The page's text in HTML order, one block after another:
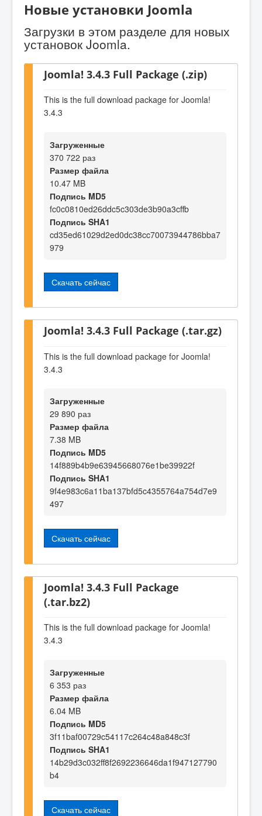
Новые установки Joomla
Загрузки в этом разделе для новых
установок Joomla.
Joomla! 3.4.3 Full Package (.zip)
This is the full download package for Joomla!
3.4.3
Загруженные
370 722 раз
Размер файла
10.47 MB
Подпись MD5
fc0c0810ed26ddc5c303de3b90a3cffb
Подпись SHA1
cd35ed61029d2ed0dc38cc70073944786bba7
979
Скачать сейчас
Joomla! 3.4.3 Full Package (.tar.gz)
This is the full download package for Joomla!
3.4.3
Загруженные
29 890 раз
Размер файла
7.38 MB
Подпись MD5
14f889b4b9e63945668076e1be39922f
Подпись SHA1
9f4e983c6a11ba137bfd5c4355764a754d7e9
497
Скачать сейчас
Joomla! 3.4.3 Full Package
(.tar.bz2)
This is the full download package for Joomla!
3.4.3
Загруженные
6 353 раз
Размер файла
6.04 MB
Подпись MD5
3f11baf00729c54117c264c48a848c3f
Подпись SHA1
14b29d3c032ff8f2692236646da1f947127790
b4
Скачать сейчас